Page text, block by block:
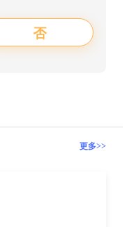
否
更多>>